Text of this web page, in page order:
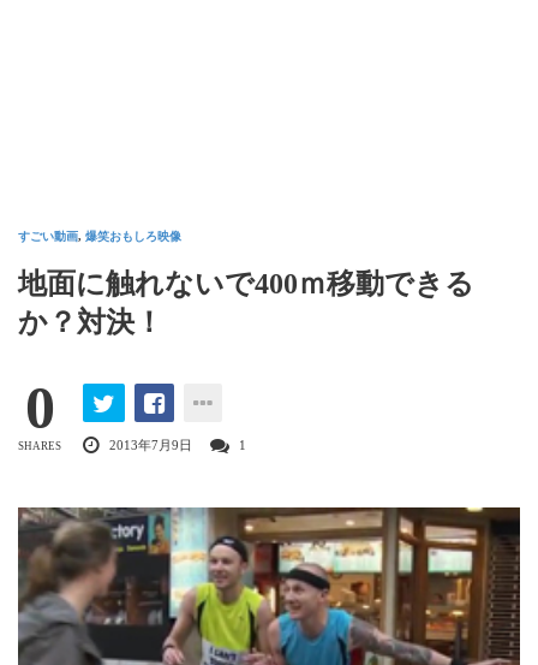
すごい動画, 爆笑おもしろ映像
地面に触れないで400ｍ移動できる
か？対決！
0
SHARES 2013年7月9日 1